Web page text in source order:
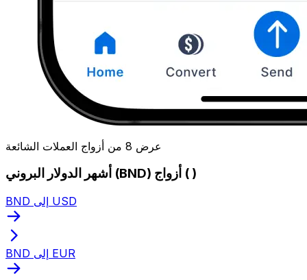
عرض 8 من أزواج العملات الشائعة
أشهر الدولار البروني (BND) أزواج ( )
BND إلى USD
BND إلى EUR